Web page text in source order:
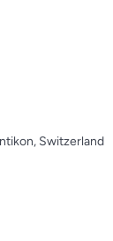
Switzerland